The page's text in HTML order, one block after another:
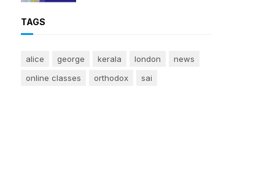
TAGS
alice george kerala london
news
online classes
orthodox sai